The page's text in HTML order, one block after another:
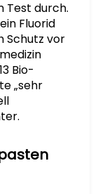
Test durch.
Fluorid
Schutz vor
Bio-
„sehr